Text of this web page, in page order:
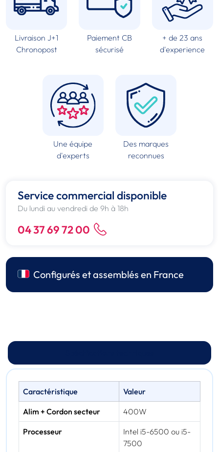
Livraison J+1
Chronopost
Paiement CB
sécurisé
+ de 23 ans
d'experience
Une équipe
d'experts
Des marques
reconnues
Service commercial disponible
Du lundi au vendredi de 9h à 18h
04 37 69 72 00
Configurés et assemblés en France
Caractéristique Valeur
Alim + Cordon secteur 400W
Processeur
Intel i5-6500 ou i5-
7500